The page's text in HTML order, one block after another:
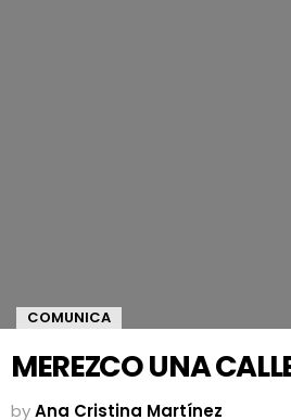
COMUNICA
MEREZCO UNA
byAna Cristina Martínez